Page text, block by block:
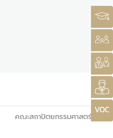
คณะสถาปัตยกรรมศาสตร์